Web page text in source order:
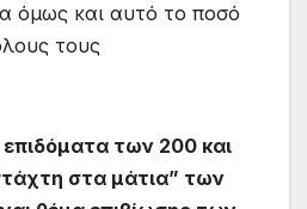
όμως και αυτό το ποσό
τους
επιδόματα των 200 και
στα μάτια” των